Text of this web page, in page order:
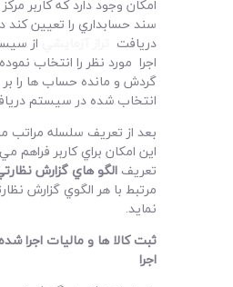
امکان وجود دارد که کاربر
سند حسابداري را تعيين کند
دريافت
از
اجرا مورد نظر را انتخاب
گردش و مانده حساب ها را بر
انتخاب شده در سيستم
بعد از تعريف سلسله مراتب
اين امکان براي کاربر فراهم
تعريف الگو هاي گزارش
مرتبط با هر الگوي گزارش
نمايد.
ثبت کالا ها و ماليات اجرا
اجرا